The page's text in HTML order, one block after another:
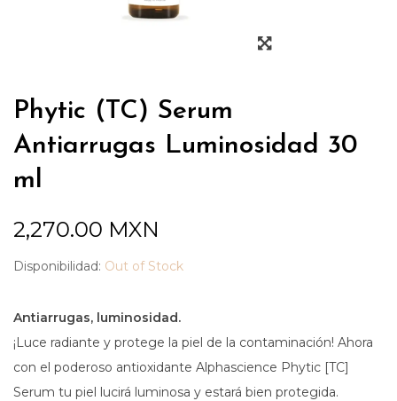
Phytic (TC) Serum
Antiarrugas Luminosidad 30
ml
2,270.00 MXN
Disponibilidad: Out of Stock
Antiarrugas, luminosidad.
¡Luce radiante y protege la piel de la contaminación! Ahora
con el poderoso antioxidante Alphascience Phytic [TC]
Serum tu piel lucirá luminosa y estará bien protegida.